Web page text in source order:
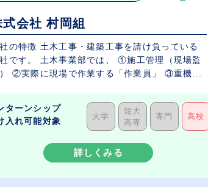
式会社 村岡組
の特徴 土木工事・建築工事を請け負っている
です。 土木事業部では、 ①施工管理（現場監
②実際に現場で作業する「作業員」 ③重機...
ターンシップ
入れ可能対象
大学
短大
高専
専門 高校
詳しくみる